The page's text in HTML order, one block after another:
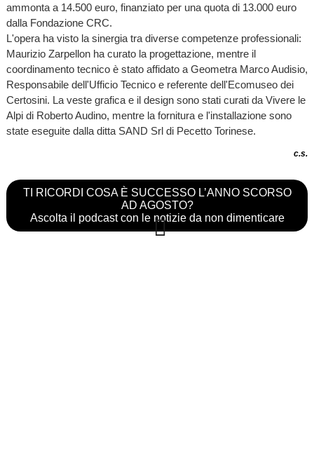
ammonta a 14.500 euro, finanziato per una quota di 13.000 euro
dalla Fondazione CRC.
L'opera ha visto la sinergia tra diverse competenze professionali:
Maurizio Zarpellon ha curato la progettazione, mentre il
coordinamento tecnico è stato affidato a Geometra Marco Audisio,
Responsabile dell'Ufficio Tecnico e referente dell'Ecomuseo dei
Certosini. La veste grafica e il design sono stati curati da Vivere le
Alpi di Roberto Audino, mentre la fornitura e l'installazione sono
state eseguite dalla ditta SAND Srl di Pecetto Torinese.
c.s.
TI RICORDI COSA È SUCCESSO L’ANNO SCORSO
AD AGOSTO?
Ascolta il podcast con le notizie da non dimenticare